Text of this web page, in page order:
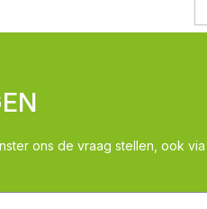
ons de vraag stellen, ook